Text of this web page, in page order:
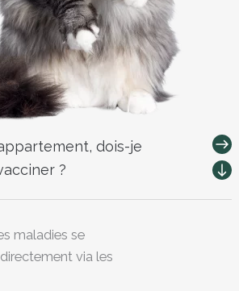
dois-je
?
maladies se
via les